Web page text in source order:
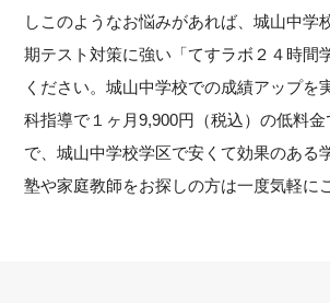
しこのようなお悩みがあれば、城山中学
期テスト対策に強い「てすラボ２４時間
ください。城山中学校での成績アップを
科指導で１ヶ月9,900円（税込）の低料
で、城山中学校学区で安くて効果のある
塾や家庭教師をお探しの方は一度気軽に